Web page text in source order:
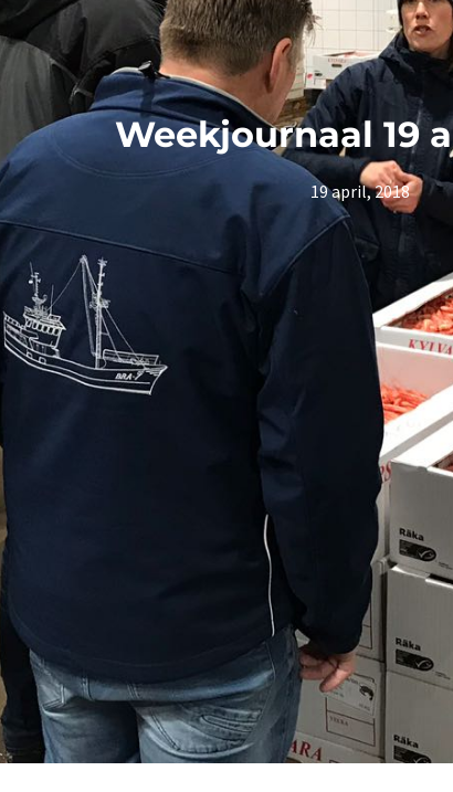
Weekjournaal 19
19 april, 2018